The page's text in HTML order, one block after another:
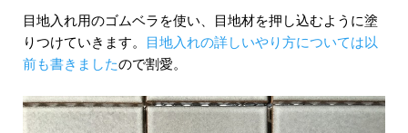
目地入れ用のゴムベラを使い、目地材を押し込むように塗
りつけていきます。
目地入れの詳しいやり方については以
前も書きましたので割愛。